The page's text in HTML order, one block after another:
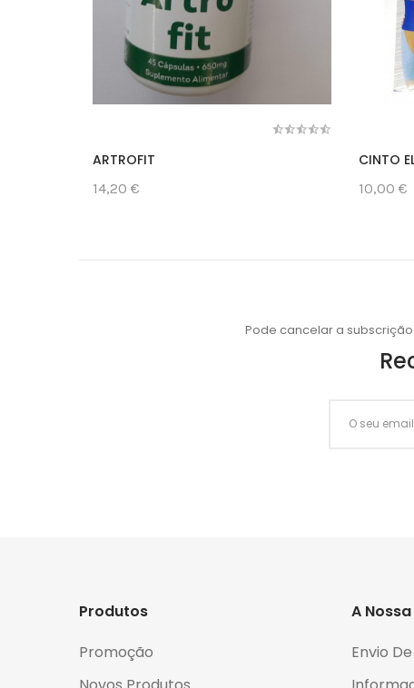
ARTROFIT
14,20 €
CINTO
10,00 €
Pode cancelar a
Produtos
Promoção
A
Envio